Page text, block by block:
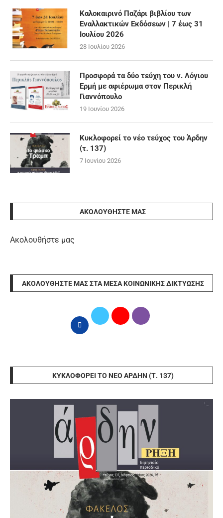
Καλοκαιρινό Παζάρι βιβλίου των
Εναλλακτικών Εκδόσεων | 7 έως 31
Ιουλίου 2026
28 Ιουλίου 2026
Προσφορά τα δύο τεύχη του ν. Λόγιου
Ερμή με αφιέρωμα στον Περικλή
Γιαννόπουλο
19 Ιουνίου 2026
Κυκλοφορεί το νέο τεύχος του Άρδην
(τ. 137)
7 Ιουνίου 2026
ΑΚΟΛΟΥΘΉΣΤΕ ΜΑΣ
Ακολουθήστε μας
ΑΚΟΛΟΥΘΉΣΤΕ ΜΑΣ ΣΤΑ ΜΈΣΑ ΚΟΙΝΩΝΙΚΉΣ ΔΙΚΤΎΩΣΗΣ
ΚΥΚΛΟΦΟΡΕΊ ΤΟ ΝΈΟ ΆΡΔΗΝ (Τ. 137)